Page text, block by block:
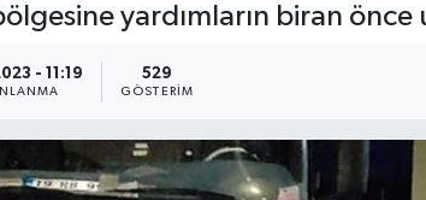
yardımların biran önce
- 11:19 529
GÖSTERIM